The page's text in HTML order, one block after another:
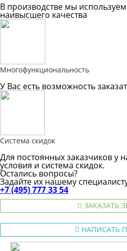
В производстве мы
наивысшего качества
Многофункциональность
У Вас есть возможность
Система скидок
Для постоянных заказчиков у
условия и система скидок.
Остались вопросы?
Задайте их нашему
+7 (495) 777 33 54
ЗАКАЗАТЬ
НАПИСАТЬ